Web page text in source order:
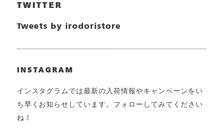
TWITTER
Tweets by irodoristore
INSTAGRAM
インスタグラムでは最新の入荷情報やキャンペーンをい
ち早くお知らせしています。フォローしてみてください
ね！